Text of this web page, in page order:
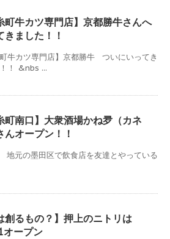
町牛カツ専門店】京都勝牛さんへ
きました！！
町牛カツ専門店】京都勝牛 ついにいってき
！ &nbs ...
町南口】大衆酒場かね夛（カネ
んオープン！！
地元の墨田区で飲食店を友達とやっている
創るもの？】押上のニトリは
ープン